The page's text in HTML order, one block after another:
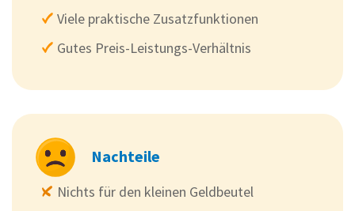
Viele praktische Zusatzfunktionen
Gutes Preis-Leistungs-Verhältnis
Nachteile
Nichts für den kleinen Geldbeutel